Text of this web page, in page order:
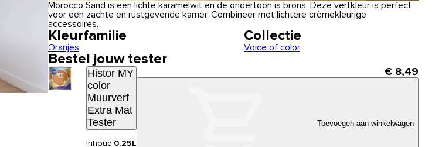
Morocco Sand is een lichte karamelwit en de ondertoon is brons. Deze verfkleur is perfect
voor een zachte en rustgevende kamer. Combineer met lichtere crèmekleurige
accessoires.
Kleurfamilie
Oranjes
Collectie
Voice of color
Bestel jouw tester
Histor MY
color
Muurverf
Extra Mat
Tester
Inhoud:0.25L
€ 8,49
Toevoegen aan winkelwagen